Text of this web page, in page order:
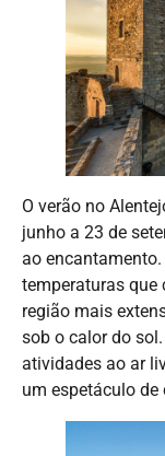
O verão no
junho a 23 de
ao
temperaturas que
região mais
sob o calor do
atividades ao ar
um espetáculo de